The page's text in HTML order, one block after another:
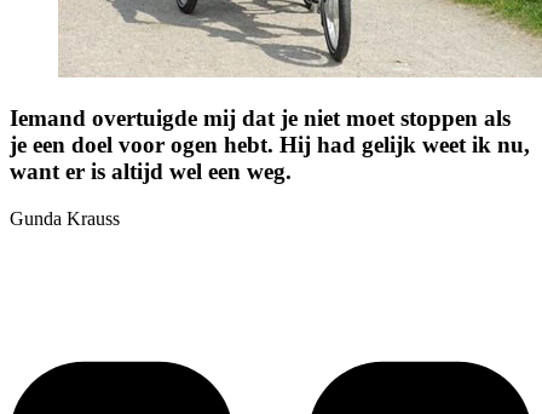
Iemand overtuigde mij dat je niet moet stoppen als
je een doel voor ogen hebt. Hij had gelijk weet ik nu,
want er is altijd wel een weg.
Gunda Krauss